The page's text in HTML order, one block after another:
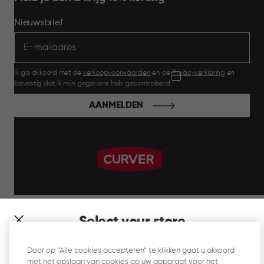
Select your store
which store would you like to shop?
Nieuwsbrief
Ik ga akkoord met de verkoopvoorwaarden en dePrivacyverklaring en
bevestig dat ik mijn gegevens heb gecontroleerd.
AANMELDEN
Door op “Alle cookies accepteren” te klikken gaat u akkoord
met het opslaan van cookies op uw apparaat voor het